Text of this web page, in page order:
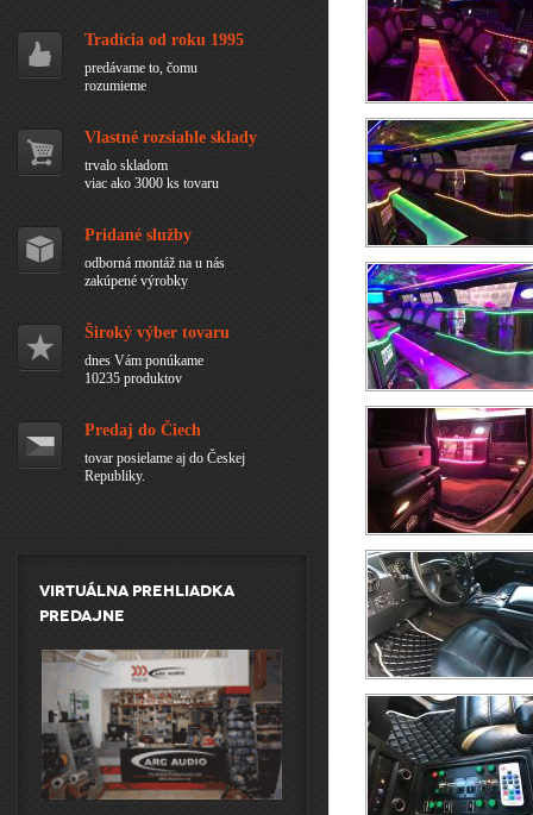
Tradícia od roku 1995
predávame to, čomu
rozumieme
Vlastné rozsiahle sklady
trvalo skladom
viac ako 3000 ks tovaru
Pridané služby
odborná montáž na u nás
zakúpené výrobky
Široký výber tovaru
dnes Vám ponúkame
10235 produktov
Predaj do Čiech
tovar posielame aj do Českej
Republiky.
Virtuálna prehliadka
predajne